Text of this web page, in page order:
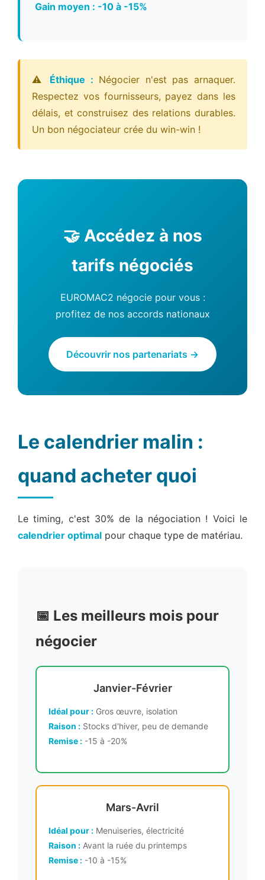
Gain moyen : -10 à -15%
⚠️ Éthique : Négocier n'est pas arnaquer.
Respectez vos fournisseurs, payez dans les
délais, et construisez des relations durables.
Un bon négociateur crée du win-win !
🤝 Accédez à nos
tarifs négociés
EUROMAC2 négocie pour vous :
profitez de nos accords nationaux
Découvrir nos partenariats →
Le calendrier malin :
quand acheter quoi
Le timing, c'est 30% de la négociation ! Voici le
calendrier optimal pour chaque type de matériau.
📅 Les meilleurs mois pour
négocier
Janvier-Février
Idéal pour : Gros œuvre, isolation
Raison : Stocks d'hiver, peu de demande
Remise : -15 à -20%
Mars-Avril
Idéal pour : Menuiseries, électricité
Raison : Avant la ruée du printemps
Remise : -10 à -15%